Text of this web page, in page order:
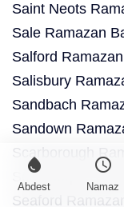
water_drop
Abdest
schedule
Namaz
Saint Neots
Sale Ramazan
Salford
Salisbury
Sandbach
Sandown
Scarborough
Scunthorpe
Seaford